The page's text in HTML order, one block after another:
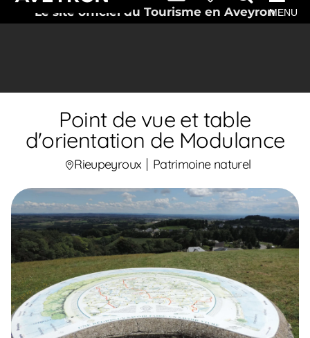
Le site officiel du Tourisme en AveyronMENU
Point de vue et table
d'orientation de Modulance
Rieupeyroux Patrimoine naturel